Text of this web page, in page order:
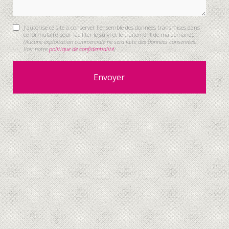
J'autorise ce site à conserver l'ensemble des données transmises dans
ce formulaire pour faciliter le suivi et le traitement de ma demande.
(Aucune exploitation commerciale ne sera faite des données conservées.
Voir notrepolitique de confidentialité)